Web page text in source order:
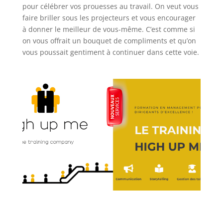
pour célébrer vos prouesses au travail. On veut vous
faire briller sous les projecteurs et vous encourager
à donner le meilleur de vous-même. C’est comme si
on vous offrait un bouquet de compliments et qu’on
vous poussait gentiment à continuer dans cette voie.